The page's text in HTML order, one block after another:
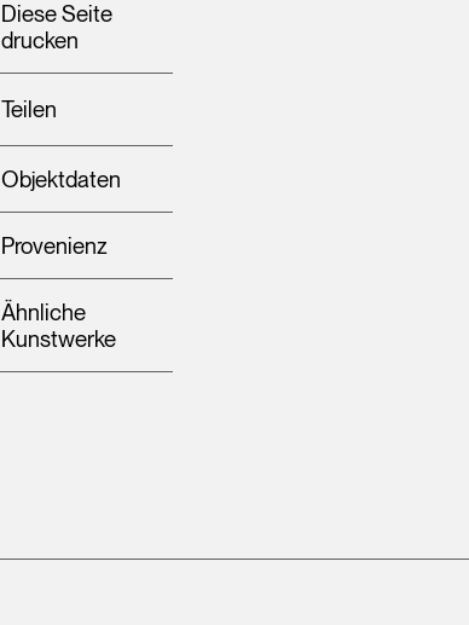
Diese Seite
drucken
Teilen
Objektdaten
Provenienz
Ähnliche
Kunstwerke